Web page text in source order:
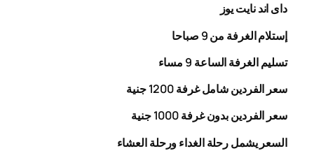
داى اند نايت يوز
إستلام الغرفة من 9 صباحا
تسليم الغرفة الساعة 9 مساء
سعر الفردين شامل غرفة
1200
جنية
سعر الفردين بدون غرفة1000جنية
السعر يشمل رحلة الغداء ورحلة العشاء